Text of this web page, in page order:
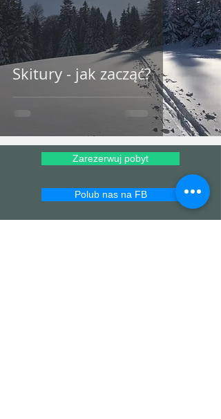
Skitury - jak zacząć?
Zarezerwuj pobyt
Polub nas na FB